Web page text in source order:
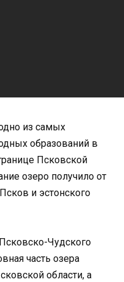
из самых
образований в
Псковской
озеро получило от
и эстонского
Чудского
часть озера
области, а